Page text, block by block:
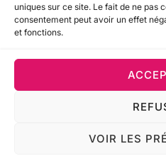
uniques sur ce site. Le fait de ne pas
consentement peut avoir un effet
et fonctions.
VOIR LES
Politique de confidentialité
(ISSA) - Mod.